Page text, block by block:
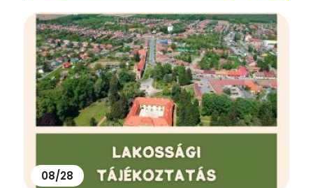
08/28